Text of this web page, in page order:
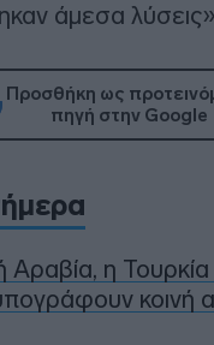
άμεσα
Προσθήκη ως
πηγή στην Google
η Τουρκία
κοινή